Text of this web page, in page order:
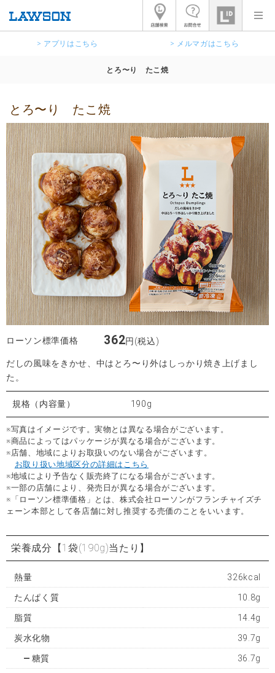
> アプリはこちら > メルマガはこちら
とろ〜り たこ焼
とろ〜り たこ焼
ローソン標準価格 362円(税込)
だしの風味をきかせ、中はとろ〜り外はしっかり焼き上げまし
た。
規格（内容量） 190g
※写真はイメージです。実物とは異なる場合がございます。
※商品によってはパッケージが異なる場合がございます。
※店舗、地域によりお取扱いのない場合がございます。
お取り扱い地域区分の詳細はこちら
※地域により予告なく販売終了になる場合がございます。
※一部の店舗により、発売日が異なる場合がございます。
※「ローソン標準価格」とは、株式会社ローソンがフランチャイズチ
ェーン本部として各店舗に対し推奨する売価のことをいいます。
栄養成分 【1袋(190g)当たり】
熱量 326kcal
たんぱく質 10.8g
脂質 14.4g
炭水化物 39.7g
糖質 36.7g